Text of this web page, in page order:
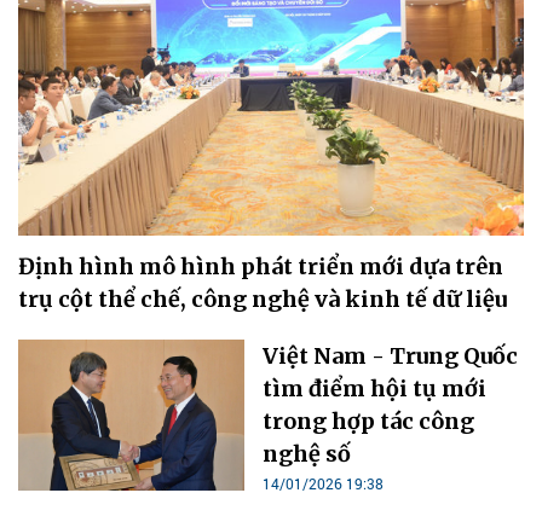
Định hình mô hình phát triển mới dựa trên
trụ cột thể chế, công nghệ và kinh tế dữ liệu
Việt Nam - Trung Quốc
tìm điểm hội tụ mới
trong hợp tác công
nghệ số
14/01/2026 19:38